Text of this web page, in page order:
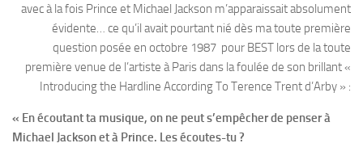
avec à la fois Prince et Michael Jackson m’apparaissait absolument
évidente… ce qu’il avait pourtant nié dès ma toute première
question posée en octobre 1987 pour BEST lors de la toute
première venue de l’artiste à Paris dans la foulée de son brillant «
Introducing the Hardline According To Terence Trent d’Arby » :
« En écoutant ta musique, on ne peut s’empêcher de penser à
Michael Jackson et à Prince. Les écoutes-tu ?